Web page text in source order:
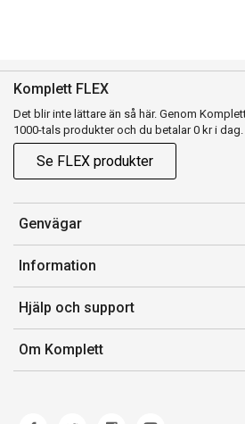
Komplett FLEX
Det blir inte lättare än så här. Genom
1000-tals produkter och du betalar 0 kr i dag.
Se FLEX produkter
Genvägar
Konto
Orderhistorik
Presentkort
Komplett Club
Information
Försäljningsvillkor
Medlemsvillkor for Komplett Club
Lediga tjänster
Hjälp och support
Kontakta oss
Kundservice
Om Komplett